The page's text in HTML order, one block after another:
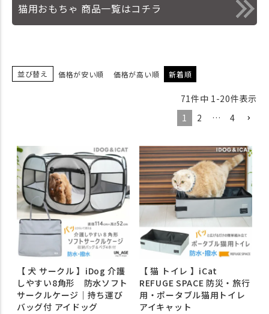
猫用おもちゃ 商品一覧はコチラ
並び替え 価格が安い順 価格が高い順 新着順
71件中 1 -20件表示
1
2 … 4
【 犬 サークル 】iDog 介護
しやすい8角形 防水ソフト
サークルケージ｜持ち運び
バッグ付 アイドッグ
【 猫 トイレ 】iCat
REFUGE SPACE 防災・旅行
用・ポータブル猫用トイレ
アイキャット